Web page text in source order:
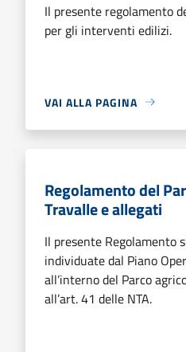
Il presente regolamento
per gli interventi edilizi.
VAI ALLA PAGINA
Regolamento del
Travalle e allegati
Il presente Regolamento
individuate dal Piano
all’interno del Parco
all’art. 41 delle NTA.